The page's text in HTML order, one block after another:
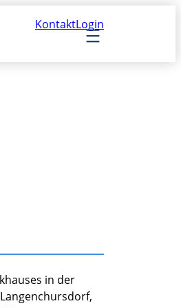
KontaktLogin
in der